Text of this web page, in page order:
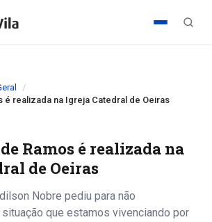
é realizada na Igreja Catedral de Oeiras
Ramos é realizada na
de Oeiras
Nobre pediu para não
que estamos vivenciando por